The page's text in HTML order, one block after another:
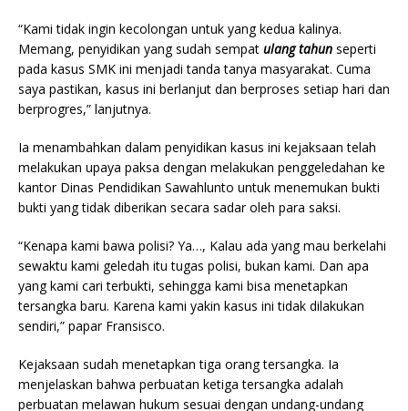
“Kami tidak ingin kecolongan untuk yang kedua kalinya.
Memang, penyidikan yang sudah sempat ulang tahun seperti
pada kasus SMK ini menjadi tanda tanya masyarakat. Cuma
saya pastikan, kasus ini berlanjut dan berproses setiap hari dan
berprogres,” lanjutnya.
Ia menambahkan dalam penyidikan kasus ini kejaksaan telah
melakukan upaya paksa dengan melakukan penggeledahan ke
kantor Dinas Pendidikan Sawahlunto untuk menemukan bukti
bukti yang tidak diberikan secara sadar oleh para saksi.
“Kenapa kami bawa polisi? Ya…, Kalau ada yang mau berkelahi
sewaktu kami geledah itu tugas polisi, bukan kami. Dan apa
yang kami cari terbukti, sehingga kami bisa menetapkan
tersangka baru. Karena kami yakin kasus ini tidak dilakukan
sendiri,” papar Fransisco.
Kejaksaan sudah menetapkan tiga orang tersangka. Ia
menjelaskan bahwa perbuatan ketiga tersangka adalah
perbuatan melawan hukum sesuai dengan undang-undang